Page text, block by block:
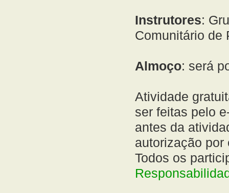
Instrutores:
Comunitário de
Almoço: será
Atividade
ser feitas pelo
antes da
autorização por
Todos os